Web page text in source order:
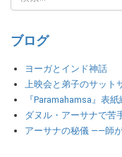
ブログ
ヨーガとインド神話
上映会と弟子のサット
『Paramahamsa』表
ダヌル・アーサナで苦
アーサナの秘儀 ――師